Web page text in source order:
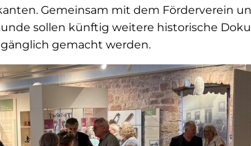
Gemeinsam mit dem Förderverein
sollen künftig weitere historische
gemacht werden.